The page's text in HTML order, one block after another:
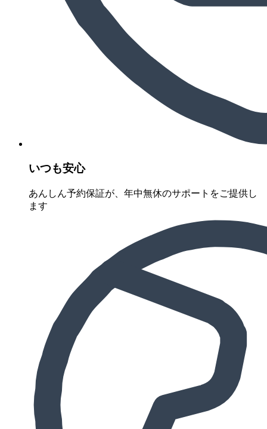
いつも安心
あんしん予約保証が、年中無休のサポートをご提供し
ます